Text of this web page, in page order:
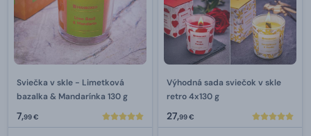
Sviečka v skle - Limetková
bazalka & Mandarínka 130 g
7,99 €
Výhodná sada sviečok v skle
retro 4x130 g
27,99 €